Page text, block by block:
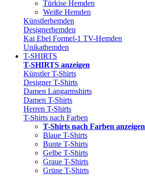
Türkise Hemden
Weiße Hemden
Künstlerhemden
Designerhemden
Kai Ebel Formel-1 TV-Hemden
Unikathemden
T-SHIRTS
T-SHIRTS anzeigen
Künstler T-Shirts
Designer T-Shirts
Damen Langarmshirts
Damen T-Shirts
Herren T-Shirts
T-Shirts nach Farben
T-Shirts nach Farben anzeigen
Blaue T-Shirts
Bunte T-Shirts
Gelbe T-Shirts
Graue T-Shirts
Grüne T-Shirts